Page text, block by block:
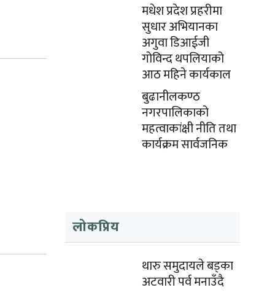
मधेश प्रदेश प्रहरीमा
सुधार अभियानका
अगुवा डिआईजी
गोविन्द थपलियाको
आठ महिने कार्यकाल
बुढानीलकण्ठ
नगरपालिकाको
महत्वाकांक्षी नीति तथा
कार्यक्रम सार्वजनिक
लोकप्रिय
थारु समुदायले बड्का
अटवारी पर्व मनाउँदै